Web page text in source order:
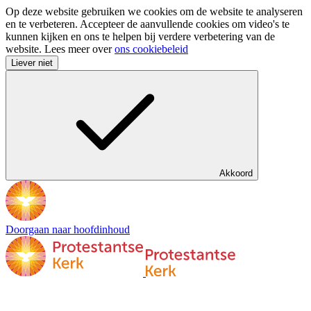
Op deze website gebruiken we cookies om de website te analyseren
en te verbeteren. Accepteer de aanvullende cookies om video's te
kunnen kijken en ons te helpen bij verdere verbetering van de
website. Lees meer overons cookiebeleid
Liever niet
Akkoord
Doorgaan naar hoofdinhoud